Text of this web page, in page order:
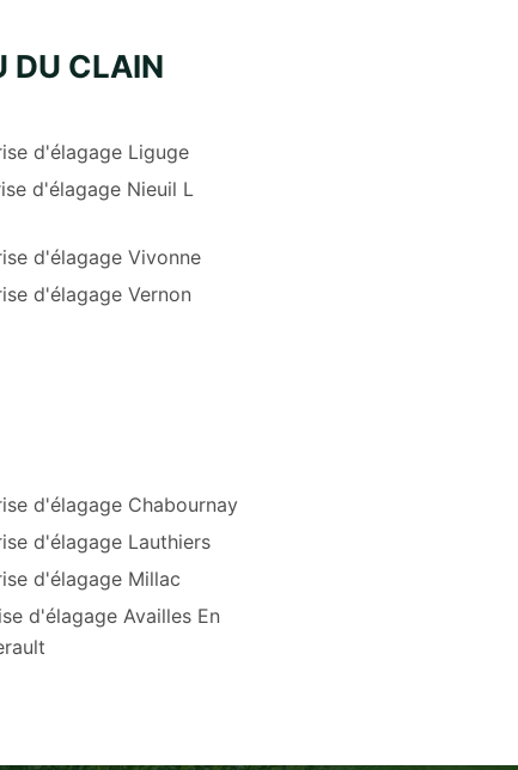
DU CLAIN
d'élagage Liguge
d'élagage Nieuil L
d'élagage Vivonne
d'élagage Vernon
d'élagage Chabournay
d'élagage Lauthiers
d'élagage Millac
d'élagage Availles En